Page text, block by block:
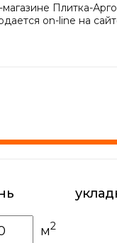
Плитка-
on-line на
м2